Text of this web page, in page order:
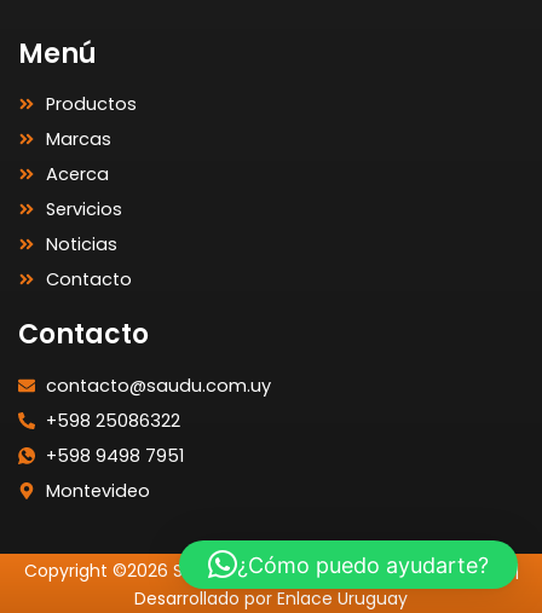
Menú
Productos
Marcas
Acerca
Servicios
Noticias
Contacto
Contacto
contacto@saudu.com.uy
+598 25086322
+598 9498 7951
Montevideo
Copyright ©2026 SAUDU | Todos los Derechos Reservados |
Desarrollado por Enlace Uruguay
¿Cómo puedo ayudarte?